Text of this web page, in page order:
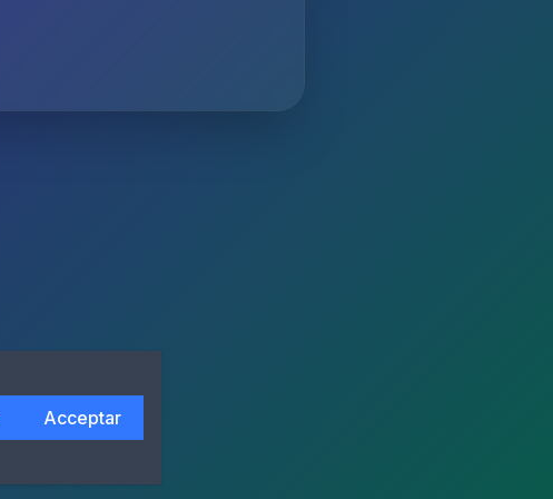
Acceptar